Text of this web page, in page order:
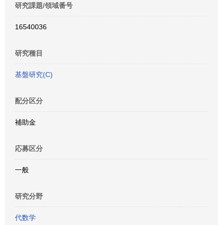
研究課題/領域番号
16540036
研究種目
基盤研究(C)
配分区分
補助金
応募区分
一般
研究分野
代数学